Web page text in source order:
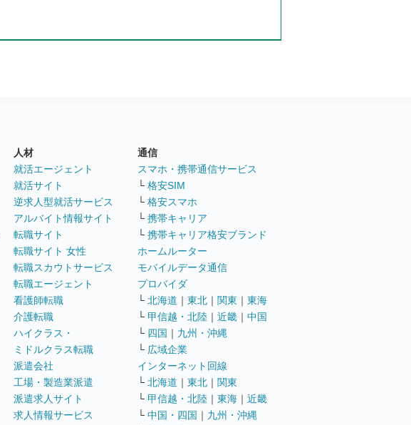
人材
就活エージェント
就活サイト
逆求人型就活サービス
アルバイト情報サイト
転職サイト
転職サイト 女性
転職スカウトサービス
転職エージェント
看護師転職
介護転職
ハイクラス・
ミドルクラス転職
派遣会社
工場・製造業派遣
派遣求人サイト
求人情報サービス
通信
スマホ・携帯通信サービス
└ 格安SIM
└ 格安スマホ
└ 携帯キャリア
└ 携帯キャリア格安ブランド
ホームルーター
モバイルデータ通信
プロバイダ
└ 北海道 ｜ 東北 ｜ 関東 ｜ 東海
└ 甲信越・北陸 ｜ 近畿 ｜ 中国
└ 四国 ｜ 九州・沖縄
└ 広域企業
インターネット回線
└ 北海道 ｜ 東北 ｜ 関東
└ 甲信越・北陸 ｜ 東海 ｜ 近畿
└ 中国・四国 ｜ 九州・沖縄